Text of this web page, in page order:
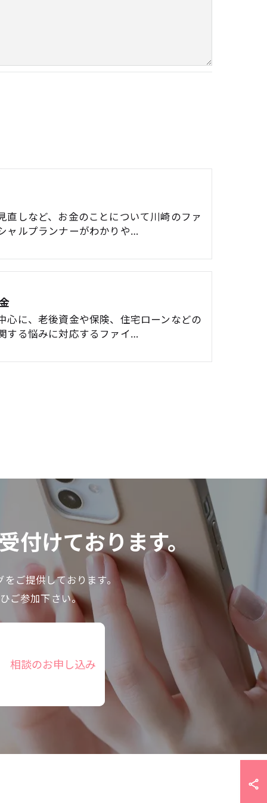
直しなど、お金のことについて川崎のファ
ャルプランナーがわかりや…
心に、老後資金や保険、住宅ローンなどの
する悩みに対応するファイ…
けております。
ご提供しております。
ご参加下さい。
相談のお申し込み